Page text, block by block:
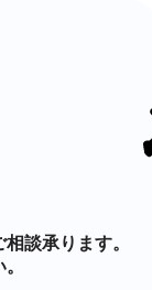
談承ります。